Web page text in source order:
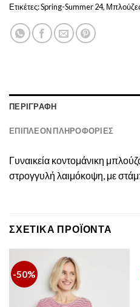
Ετικέτες:Spring-Summer 24,
ΠΕΡΙΓΡΑΦΉ
ΕΠΙΠΛΈΟΝ ΠΛΗΡΟΦΟΡΊΕΣ
Γυναικεία κοντομάνικη
στρογγυλή λαιμόκοψη, με
ΣΧΕΤΙΚΆ ΠΡΟΪΌΝΤΑ
-50%